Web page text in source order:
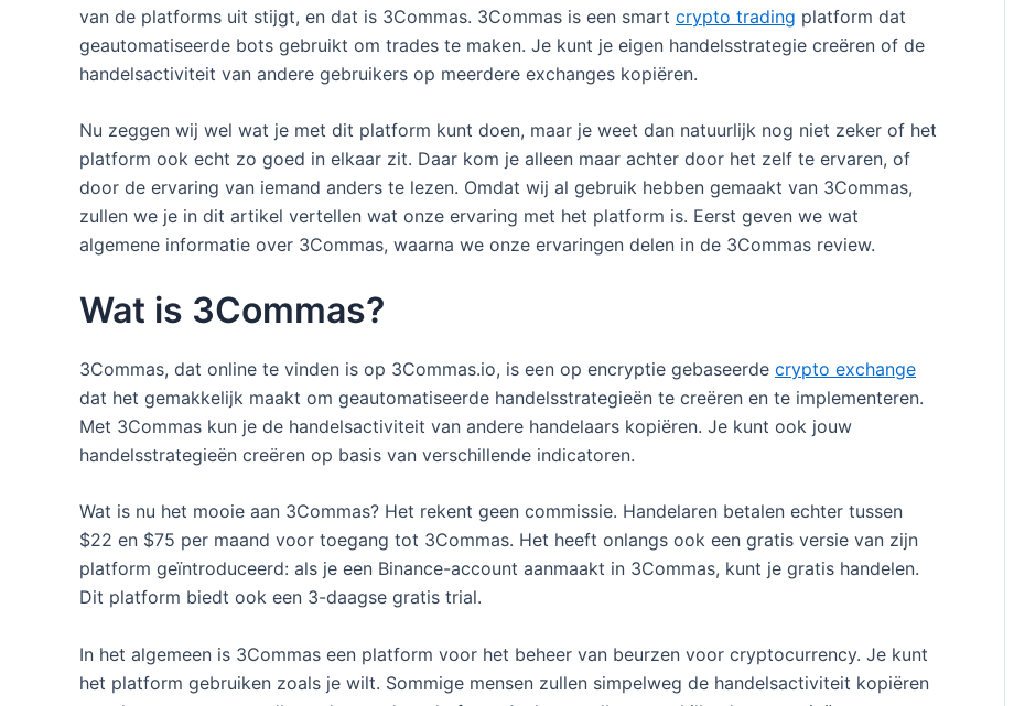
van de platforms uit stijgt, en dat is 3Commas. 3Commas is een smart crypto trading platform dat
geautomatiseerde bots gebruikt om trades te maken. Je kunt je eigen handelsstrategie creëren of de
handelsactiviteit van andere gebruikers op meerdere exchanges kopiëren.
Nu zeggen wij wel wat je met dit platform kunt doen, maar je weet dan natuurlijk nog niet zeker of het
platform ook echt zo goed in elkaar zit. Daar kom je alleen maar achter door het zelf te ervaren, of
door de ervaring van iemand anders te lezen. Omdat wij al gebruik hebben gemaakt van 3Commas,
zullen we je in dit artikel vertellen wat onze ervaring met het platform is. Eerst geven we wat
algemene informatie over 3Commas, waarna we onze ervaringen delen in de 3Commas review.
Wat is 3Commas?
3Commas, dat online te vinden is op 3Commas.io, is een op encryptie gebaseerde crypto exchange
dat het gemakkelijk maakt om geautomatiseerde handelsstrategieën te creëren en te implementeren.
Met 3Commas kun je de handelsactiviteit van andere handelaars kopiëren. Je kunt ook jouw
handelsstrategieën creëren op basis van verschillende indicatoren.
Wat is nu het mooie aan 3Commas? Het rekent geen commissie. Handelaren betalen echter tussen
$22 en $75 per maand voor toegang tot 3Commas. Het heeft onlangs ook een gratis versie van zijn
platform geïntroduceerd: als je een Binance-account aanmaakt in 3Commas, kunt je gratis handelen.
Dit platform biedt ook een 3-daagse gratis trial.
In het algemeen is 3Commas een platform voor het beheer van beurzen voor cryptocurrency. Je kunt
het platform gebruiken zoals je wilt. Sommige mensen zullen simpelweg de handelsactiviteit kopiëren